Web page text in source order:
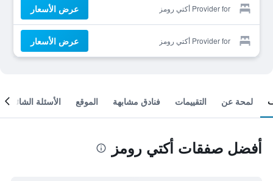
Provider for أكتي رومز عرض الأسعار
Provider for أكتي رومز عرض الأسعار
لمحة عن التقييمات فنادق مشابهة الموقع الأسئلة الشائعة
أفضل صفقات أكتي رومز